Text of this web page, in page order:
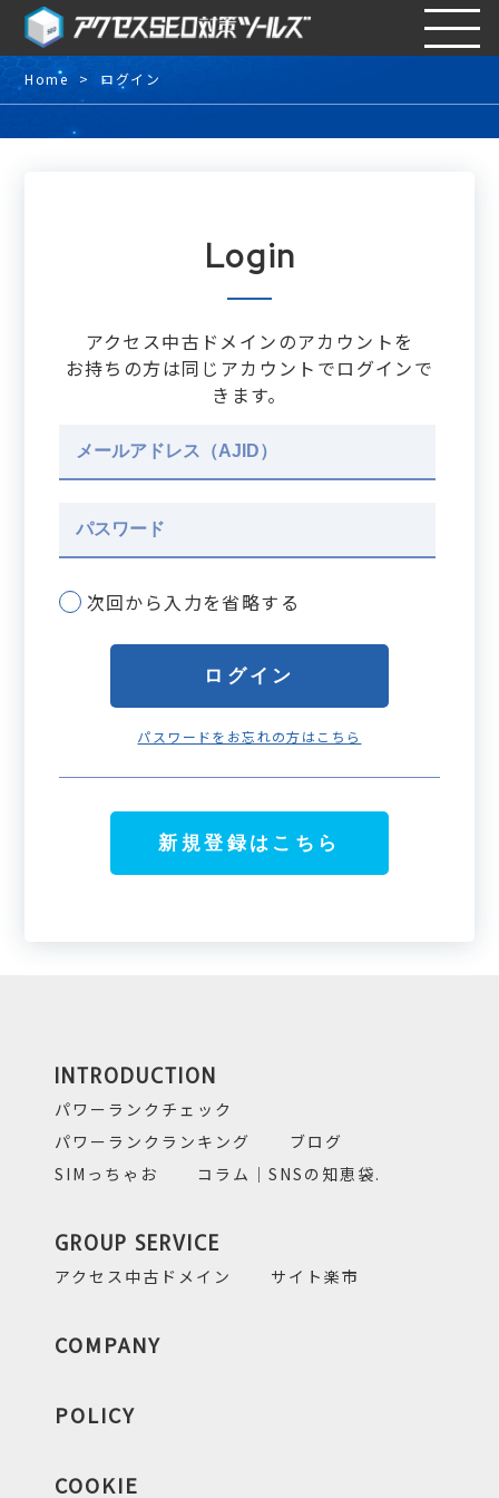
Home ログイン
Login
アクセス中古ドメインのアカウントを
お持ちの方は同じアカウントでログインで
きます。
次回から入力を省略する
パスワードをお忘れの方はこちら
INTRODUCTION
パワーランクチェック
パワーランクランキング
ブログ
SIMっちゃお
コラム｜SNSの知恵袋.
GROUP SERVICE
アクセス中古ドメイン サイト楽市
COMPANY
POLICY
COOKIE